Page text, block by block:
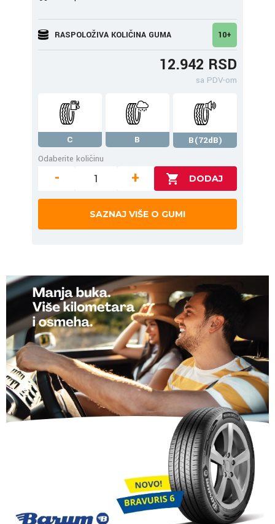
RASPOLOŽIVA KOLIČINA GUMA 10+
12.942 RSD
sa PDV-om
C B
B(72dB)
Odaberite količinu
- +
SAZNAJ VIŠE O GUMI